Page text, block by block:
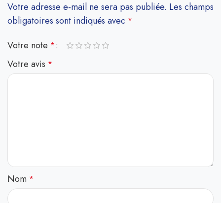
Votre adresse e-mail ne sera pas publiée. Les champs
obligatoires sont indiqués avec *
Votre note *
Votre avis *
Nom *